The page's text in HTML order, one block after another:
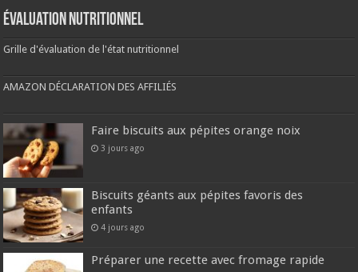
Évaluation nutritionnel
Grille d'évaluation de l'état nutritionnel
AMAZON DÉCLARATION DES AFFILIÉS
Faire biscuits aux pépites orange noix
3 jours ago
Biscuits géants aux pépites favoris des
enfants
4 jours ago
Préparer une recette avec fromage rapide